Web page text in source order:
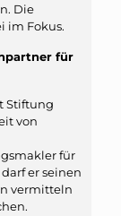
Die
im Fokus.
für
Stiftung
von
für
er seinen
vermitteln